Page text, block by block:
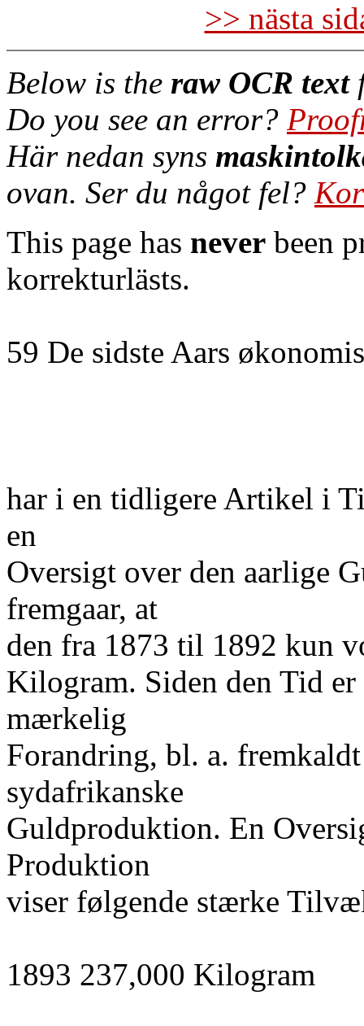
>> nästa
Below is the raw OCR text
Do you see an error?
Här nedan syns
ovan. Ser du något fel?
This page has never been
korrekturlästs.
59 De sidste Aars
har i en tidligere Artikel i
en
Oversigt over den aarlige
fremgaar, at
den fra 1873 til 1892 kun
Kilogram. Siden den Tid er
mærkelig
Forandring, bl. a.
sydafrikanske
Guldproduktion. En
Produktion
viser følgende stærke
1893 237,000 Kilogram